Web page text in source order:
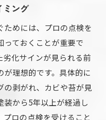
ミング
ためには、プロの点検を
っておくことが重要で
劣化サインが見られる前
理想的です。具体的に
の剥がれ、カビや苔が見
装から5年以上が経過し
ロの点検を受けること